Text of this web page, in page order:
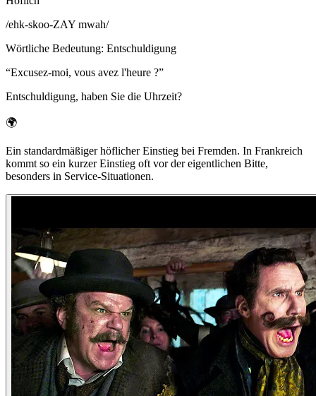
/ehk-skoo-ZAY mwah/
Wörtliche Bedeutung: Entschuldigung
“Excusez-moi, vous avez l'heure ?”
Entschuldigung, haben Sie die Uhrzeit?
🌍
Ein standardmäßiger höflicher Einstieg bei Fremden. In Frankreich
kommt so ein kurzer Einstieg oft vor der eigentlichen Bitte,
besonders in Service-Situationen.